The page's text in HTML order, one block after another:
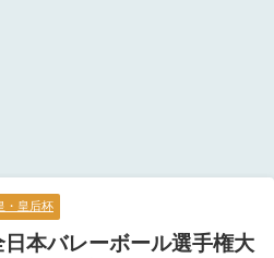
・皇后杯
本バレーボール選手権大